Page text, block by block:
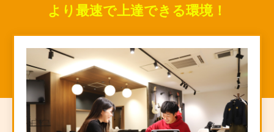
より最速で上達できる環境！